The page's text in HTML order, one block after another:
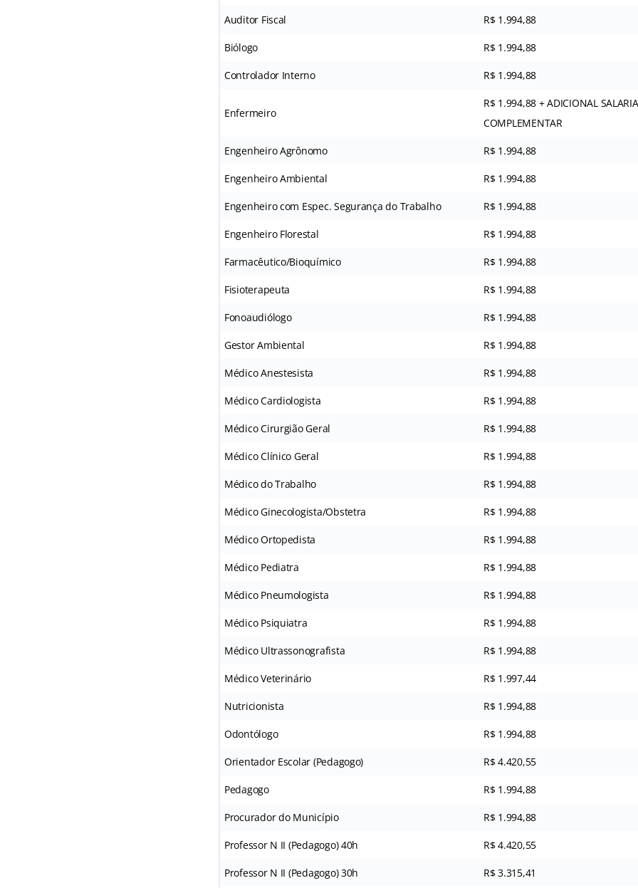
Auditor Fiscal R$ 1.994,88
Biólogo R$ 1.994,88
Controlador Interno R$ 1.994,88
Enfermeiro
R$ 1.994,88 + ADICIONAL
COMPLEMENTAR
Engenheiro Agrônomo R$ 1.994,88
Engenheiro Ambiental R$ 1.994,88
Engenheiro com Espec. Segurança do Trabalho R$ 1.994,88
Engenheiro Florestal R$ 1.994,88
Farmacêutico/Bioquímico R$ 1.994,88
Fisioterapeuta R$ 1.994,88
Fonoaudiólogo R$ 1.994,88
Gestor Ambiental R$ 1.994,88
Médico Anestesista R$ 1.994,88
Médico Cardiologista R$ 1.994,88
Médico Cirurgião Geral R$ 1.994,88
Médico Clínico Geral R$ 1.994,88
Médico do Trabalho R$ 1.994,88
Médico Ginecologista/Obstetra R$ 1.994,88
Médico Ortopedista R$ 1.994,88
Médico Pediatra R$ 1.994,88
Médico Pneumologista R$ 1.994,88
Médico Psiquiatra R$ 1.994,88
Médico Ultrassonografista R$ 1.994,88
Médico Veterinário R$ 1.997,44
Nutricionista R$ 1.994,88
Odontólogo R$ 1.994,88
Orientador Escolar (Pedagogo) R$ 4.420,55
Pedagogo R$ 1.994,88
Procurador do Município R$ 1.994,88
Professor N II (Pedagogo) 40h R$ 4.420,55
Professor N II (Pedagogo) 30h R$ 3.315,41